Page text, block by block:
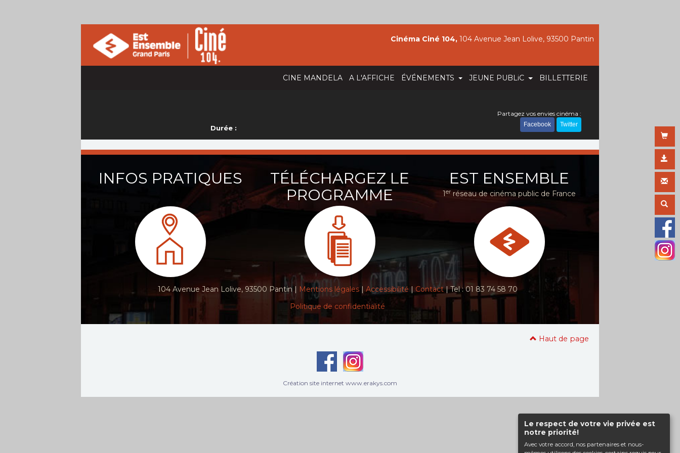
Le respect de votre vie privée est
notre priorité!
Avec votre accord, nos partenaires et nous-
CINE MANDELA A L'AFFICHE ÉVÉNEMENTS JEUNE PUBLiC BILLETTERIE
Cinéma Ciné 104, 104 Avenue Jean Lolive, 93500 Pantin
Durée :
Partagez vos envies cinéma :
Facebook Twitter
INFOS PRATIQUES
TÉLÉCHARGEZ LE
PROGRAMME
EST ENSEMBLE
1er réseau de cinéma public de France
104 Avenue Jean Lolive, 93500 Pantin | Mentions légales|Accessibilité | Contact| Tel : 01 83 74 58 70
Politique de confidentialité
Haut de page
Création site internet www.erakys.com